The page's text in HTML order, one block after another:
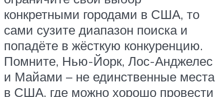
конкретными городами в США, то
сами сузите диапазон поиска и
попадёте в жёсткую конкуренцию.
Помните, Нью-Йорк, Лос-Анджелес
и Майами – не единственные места
в США, где можно хорошо провести